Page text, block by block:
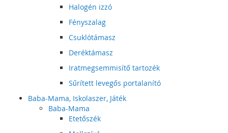
Halogén izzó
Fényszalag
Csuklótámasz
Deréktámasz
Iratmegsemmisítő tartozék
Sűrített levegős portalanító
Baba-Mama, Iskolaszer, Játék
Baba-Mama
Etetőszék